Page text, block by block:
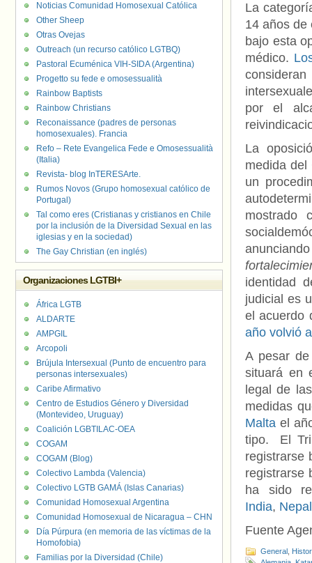
La
14 años de
bajo esta
médico.
por el
La
medida
un
mostrado
identidad
judicial es
el acuerdo
año volvió
A pesar
situará en
legal de
medidas
Malta el
tipo. El
registrarse
registrarse
ha sido
India, Nepal
Fuente
General
Noticias Comunidad Homosexual Católica
Other Sheep
Otras Ovejas
Outreach (un recurso católico LGTBQ)
Pastoral Ecuménica VIH-SIDA (Argentina)
Progetto su fede e omosessualità
Rainbow Baptists
Rainbow Christians
Reconaissance (padres de personas
homosexuales). Francia
Refo – Rete Evangelica Fede e Omosessualità
(Italia)
Revista- blog InTERESArte.
Rumos Novos (Grupo homosexual católico de
Portugal)
Tal como eres (Cristianas y cristianos en Chile
por la inclusión de la Diversidad Sexual en las
iglesias y en la sociedad)
The Gay Christian (en inglés)
Organizaciones LGTBI+
África LGTB
ALDARTE
AMPGIL
Arcopoli
Brújula Intersexual (Punto de encuentro para
personas intersexuales)
Caribe Afirmativo
Centro de Estudios Género y Diversidad
(Montevideo, Uruguay)
Coalición LGBTILAC-OEA
COGAM
COGAM (Blog)
Colectivo Lambda (Valencia)
Colectivo LGTB GAMÁ (Islas Canarias)
Comunidad Homosexual Argentina
Comunidad Homosexual de Nicaragua – CHN
Día Púrpura (en memoria de las víctimas de la
Homofobia)
Familias por la Diversidad (Chile)